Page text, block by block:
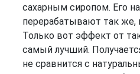
сахарным сиропом. Его
перерабатывают так же,
Только вот эффект от
самый лучший.
не сравнится с